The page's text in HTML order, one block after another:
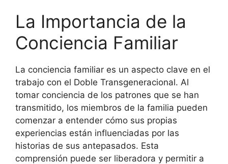
La Importancia de la
Conciencia Familiar
La conciencia familiar es un aspecto clave en el
trabajo con el Doble Transgeneracional. Al
tomar conciencia de los patrones que se han
transmitido, los miembros de la familia pueden
comenzar a entender cómo sus propias
experiencias están influenciadas por las
historias de sus antepasados. Esta
comprensión puede ser liberadora y permitir a